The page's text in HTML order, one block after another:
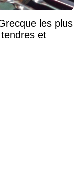
les plus
et